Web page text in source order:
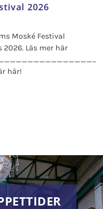
2026
Moské Festival
Läs mer här
här!